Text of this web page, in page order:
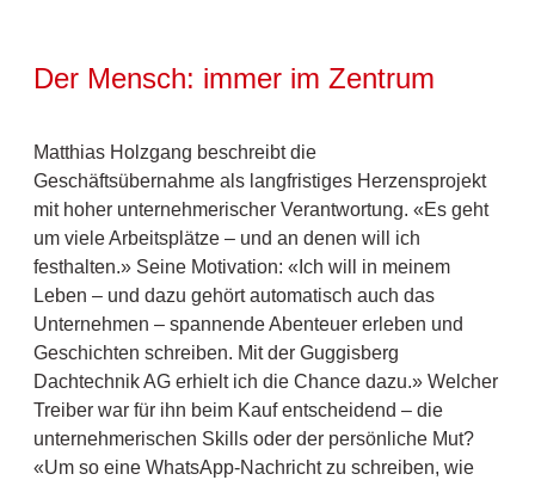
Der Mensch: immer im Zentrum
Matthias Holzgang beschreibt die
Geschäftsübernahme als langfristiges Herzensprojekt
mit hoher unternehmerischer Verantwortung. «Es geht
um viele Arbeitsplätze – und an denen will ich
festhalten.» Seine Motivation: «Ich will in meinem
Leben – und dazu gehört automatisch auch das
Unternehmen – spannende Abenteuer erleben und
Geschichten schreiben. Mit der Guggisberg
Dachtechnik AG erhielt ich die Chance dazu.» Welcher
Treiber war für ihn beim Kauf entscheidend – die
unternehmerischen Skills oder der persönliche Mut?
«Um so eine WhatsApp-Nachricht zu schreiben, wie